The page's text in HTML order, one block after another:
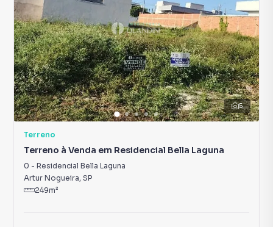
5
Terreno
Terreno à Venda em Residencial Bella Laguna
0 - Residencial Bella Laguna
Artur Nogueira, SP
249m²